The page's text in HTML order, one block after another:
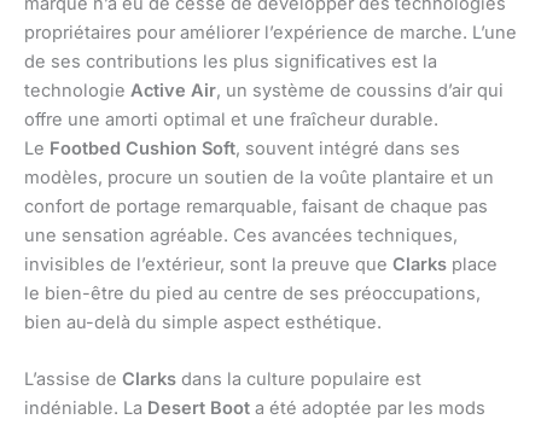
propriétaires pour améliorer l’expérience de marche. L’une
de ses contributions les plus significatives est la
technologie Active Air, un système de coussins d’air qui
offre une amorti optimal et une fraîcheur durable.
Le Footbed Cushion Soft, souvent intégré dans ses
modèles, procure un soutien de la voûte plantaire et un
confort de portage remarquable, faisant de chaque pas
une sensation agréable. Ces avancées techniques,
invisibles de l’extérieur, sont la preuve que Clarks place
le bien-être du pied au centre de ses préoccupations,
bien au-delà du simple aspect esthétique.
L’assise de Clarks dans la culture populaire est
indéniable. La Desert Boot a été adoptée par les mods